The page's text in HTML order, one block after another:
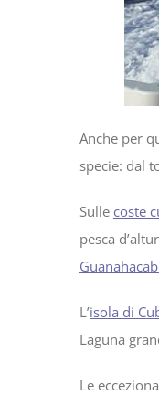
Anche per
specie: dal
Sulle coste
pesca
L’isola di
Laguna
Le